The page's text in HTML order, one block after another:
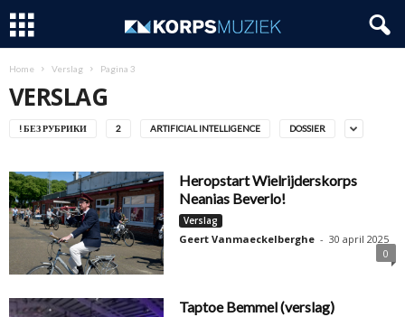
Home Verslag Pagina 3
VERSLAG
! БЕЗ РУБРИКИ 2 ARTIFICIAL INTELLIGENCE DOSSIER
Heropstart Wielrijderskorps
Neanias Beverlo!
Verslag
Geert Vanmaeckelberghe - 30 april 2025
0
Taptoe Bemmel (verslag)